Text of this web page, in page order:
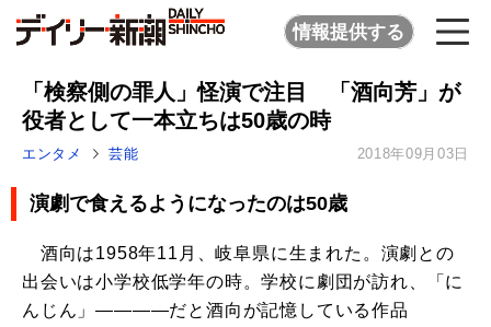
情報提供する
「検察側の罪人」怪演で注目 「酒向芳」が
役者として一本立ちは50歳の時
エンタメ 芸能 2018年09月03日
演劇で食えるようになったのは50歳
酒向は1958年11月、岐阜県に生まれた。演劇との
出会いは小学校低学年の時。学校に劇団が訪れ、「に
んじん」————だと酒向が記憶している作品